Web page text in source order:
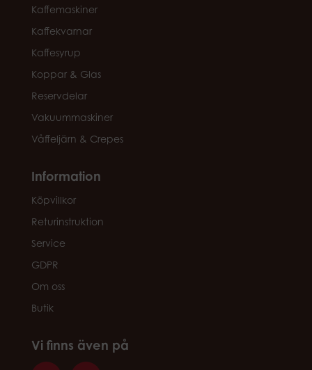
Kaffemaskiner
Kaffekvarnar
Kaffesyrup
Koppar & Glas
Reservdelar
Vakuummaskiner
Våffeljärn & Crepes
Information
Köpvillkor
Returinstruktion
Service
GDPR
Om oss
Butik
Vi finns även på